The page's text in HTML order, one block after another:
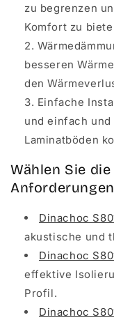
zu begrenzen
Komfort zu
besseren
den
Einfache
und einfach
Laminatböden
Wählen Sie
Dinachoc
akustische und
Dinachoc
effektive
Profil.
Dinachoc